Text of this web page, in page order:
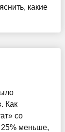
какие
Как
со
меньше,